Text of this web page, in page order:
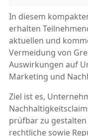
In diesem
erhalten
aktuellen und
Vermeidung von
Auswirkungen auf
Marketing und
Ziel ist es,
prüfbar zu
rechtliche sowie